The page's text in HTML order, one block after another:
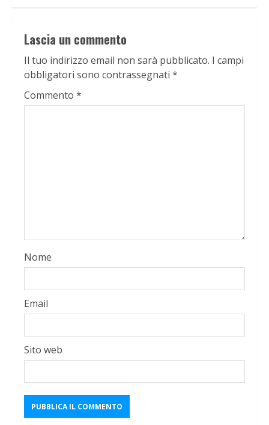
Lascia un commento
Il tuo indirizzo email non sarà pubblicato. I campi
obbligatori sono contrassegnati *
Commento *
Nome
Email
Sito web